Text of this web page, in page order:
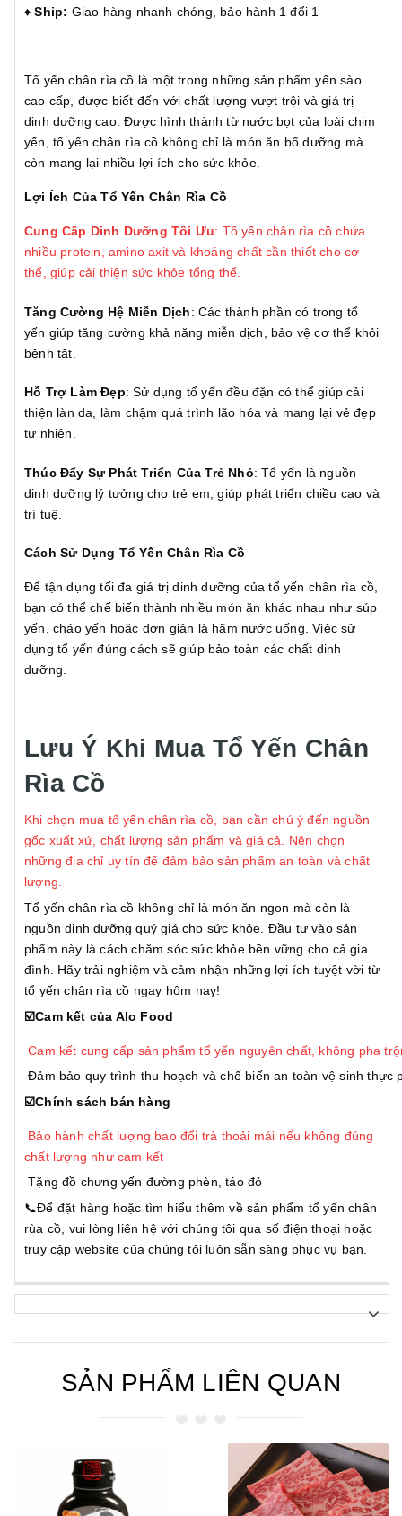
♦️Ship: Giao hàng nhanh chóng, bảo hành 1 đổi 1
Tổ yến chân rìa cồ là một trong những sản phẩm yến sào
cao cấp, được biết đến với chất lượng vượt trội và giá trị
dinh dưỡng cao. Được hình thành từ nước bọt của loài chim
yến, tổ yến chân rìa cồ không chỉ là món ăn bổ dưỡng mà
còn mang lại nhiều lợi ích cho sức khỏe.
Lợi Ích Của Tổ Yến Chân Rìa Cồ
Cung Cấp Dinh Dưỡng Tối Ưu: Tổ yến chân rìa cồ chứa
nhiều protein, amino axit và khoáng chất cần thiết cho cơ
thể, giúp cải thiện sức khỏe tổng thể.
Tăng Cường Hệ Miễn Dịch: Các thành phần có trong tổ
yến giúp tăng cường khả năng miễn dịch, bảo vệ cơ thể khỏi
bệnh tật.
Hỗ Trợ Làm Đẹp: Sử dụng tổ yến đều đặn có thể giúp cải
thiện làn da, làm chậm quá trình lão hóa và mang lại vẻ đẹp
tự nhiên.
Thúc Đẩy Sự Phát Triển Của Trẻ Nhỏ: Tổ yến là nguồn
dinh dưỡng lý tưởng cho trẻ em, giúp phát triển chiều cao và
trí tuệ.
Cách Sử Dụng Tổ Yến Chân Rìa Cồ
Để tận dụng tối đa giá trị dinh dưỡng của tổ yến chân rìa cồ,
bạn có thể chế biến thành nhiều món ăn khác nhau như súp
yến, cháo yến hoặc đơn giản là hãm nước uống. Việc sử
dụng tổ yến đúng cách sẽ giúp bảo toàn các chất dinh
dưỡng.
Lưu Ý Khi Mua Tổ Yến Chân
Rìa Cồ
Khi chọn mua tổ yến chân rìa cồ, bạn cần chú ý đến nguồn
gốc xuất xứ, chất lượng sản phẩm và giá cả. Nên chọn
những địa chỉ uy tín để đảm bảo sản phẩm an toàn và chất
lượng.
Tổ yến chân rìa cồ không chỉ là món ăn ngon mà còn là
nguồn dinh dưỡng quý giá cho sức khỏe. Đầu tư vào sản
phẩm này là cách chăm sóc sức khỏe bền vững cho cả gia
đình. Hãy trải nghiệm và cảm nhận những lợi ích tuyệt vời từ
tổ yến chân rìa cồ ngay hôm nay!
☑️Cam kết của Alo Food
Cam kết cung cấp sản phẩm tổ yến nguyên chất, không pha
Đảm bảo quy trình thu hoạch và chế biến an toàn vệ sinh thực
☑️Chính sách bán hàng
Bảo hành chất lượng bao đổi trả thoải mái nếu không đúng
chất lượng như cam kết
Tặng đồ chưng yến đường phèn, táo đỏ
📞Để đặt hàng hoặc tìm hiểu thêm về sản phẩm tổ yến chân
rùa cồ, vui lòng liên hệ với chúng tôi qua số điện thoại hoặc
truy cập website của chúng tôi luôn sẵn sàng phục vụ bạn.
SẢN PHẨM LIÊN QUAN